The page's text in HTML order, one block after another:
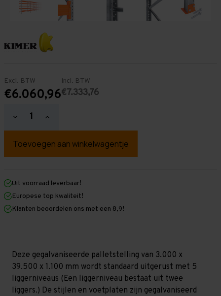
Excl. BTW
€6.060,96
Incl. BTW
€7.333,76
Hoeveelheid
verlagen
Palletstelling
mm
mm
x
1.100
mm
-
Licht
-
T80
Hoeveelheid
verhogen
Palletstelling
mm
mm
1.100
mm
-
Licht
-
T80
Uit voorraad leverbaar!
Europese top kwaliteit!
Klanten beoordelen ons met een 8,9!
Deze gegalvaniseerde palletstelling van 3.000 x
39.500 x 1.100 mm wordt standaard uitgerust met 5
liggerniveaus (Een liggerniveau bestaat uit twee
liggers.) De stijlen en voetplaten zijn gegalvaniseerd